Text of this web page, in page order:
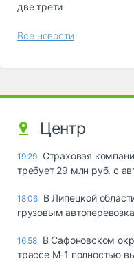
две трети
Все новости
Центр
19:29 Страховая
требует 29 млн руб. с
18:06 В Липецкой
грузовым
16:58 В Сафоновском
трассе М-1 полностью